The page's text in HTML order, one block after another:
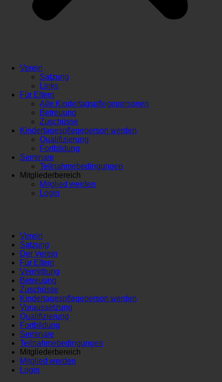
Verein
Satzung
Links
Für Eltern
Alle Kindertagspflegepersonen
Betreuung
Zuschüsse
Kindertagespflegeperson werden
Qualifizierung
Fortbildung
Seminare
Teilnahmebedingungen
Mitgliederbereich
Mitglied werden
Login
Verein
Satzung
Der Verein
Für Eltern
Vermittlung
Betreuung
Zuschüsse
Kindertagespflegeperson werden
Voraussetzung
Qualifizierung
Fortbildung
Seminare
Teilnahmebedingungen
Mitgliederbereich
Mitglied werden
Login